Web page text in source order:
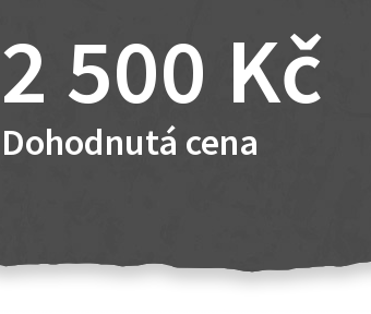
2 500 Kč
Dohodnutá cena